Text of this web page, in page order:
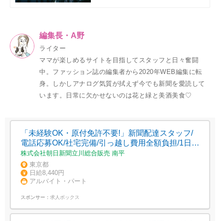
編集長・A野
ライター
ママが楽しめるサイトを目指してスタッフと日々奮闘
中。ファッション誌の編集者から2020年WEB編集に転
身。しかしアナログ気質が拭えず今でも新聞を愛読して
います。日常に欠かせないのは花と緑と美酒美食♡
「未経験OK・原付免許不要!」新聞配達スタッフ/
電話応募OK/社宅完備/引っ越し費用全額負担/1日5
時間/日払いOK
株式会社朝日新聞立川総合販売 南平
東京都
日給8,440円
アルバイト・パート
スポンサー： 求人ボックス